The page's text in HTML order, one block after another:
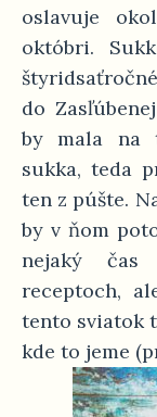
oslavuje
októbri.
do
by mala na
sukka, teda
ten z púšte.
by v ňom
nejaký čas
receptoch,
tento sviatok
kde to jeme